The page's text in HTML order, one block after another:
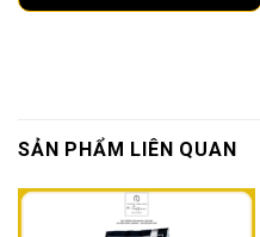
SẢN PHẨM LIÊN QUAN